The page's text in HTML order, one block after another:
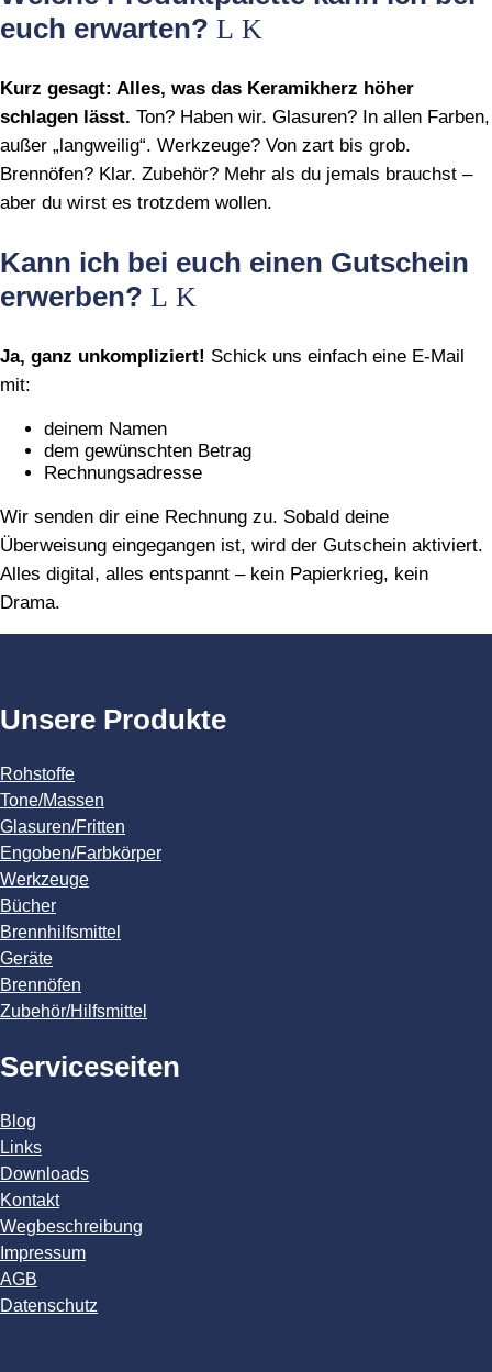
euch erwarten?
Kurz gesagt: Alles, was das Keramikherz höher
schlagen lässt. Ton? Haben wir. Glasuren? In allen Farben,
außer „langweilig“. Werkzeuge? Von zart bis grob.
Brennöfen? Klar. Zubehör? Mehr als du jemals brauchst –
aber du wirst es trotzdem wollen.
Kann ich bei euch einen Gutschein
erwerben?
Ja, ganz unkompliziert! Schick uns einfach eine E‑Mail
mit:
deinem Namen
dem gewünschten Betrag
Rechnungsadresse
Wir senden dir eine Rechnung zu. Sobald deine
Überweisung eingegangen ist, wird der Gutschein aktiviert.
Alles digital, alles entspannt – kein Papierkrieg, kein
Drama.
Unsere Produkte
Rohstoffe
Tone/Massen
Glasuren/Fritten
Engoben/Farbkörper
Werkzeuge
Bücher
Brennhilfsmittel
Geräte
Brennöfen
Zubehör/Hilfsmittel
Serviceseiten
Blog
Links
Downloads
Kontakt
Wegbeschreibung
Impressum
AGB
Datenschutz